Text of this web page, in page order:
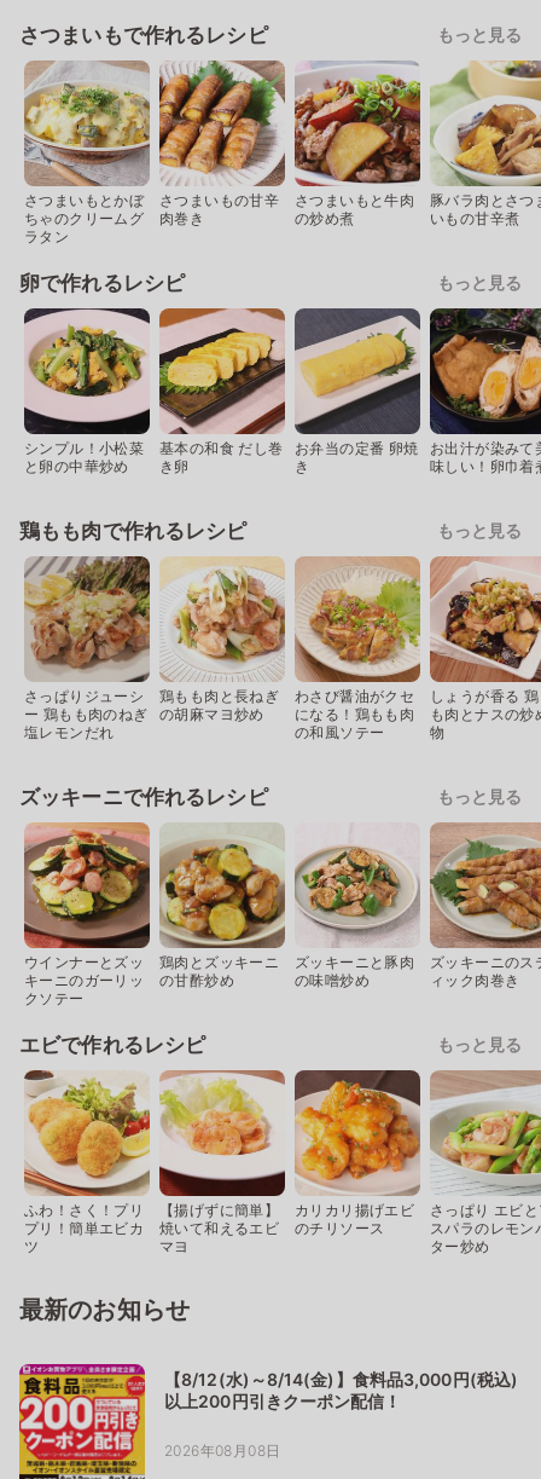
さつまいもで作れるレシピ もっと見る
さつまいもとかぼ
ちゃのクリームグ
ラタン
さつまいもの甘辛
肉巻き
さつまいもと牛肉
の炒め煮
豚バラ肉とさつ
いもの甘辛煮
卵で作れるレシピ もっと見る
シンプル！小松菜
と卵の中華炒め
基本の和食 だし巻
き卵
お弁当の定番 卵焼
き
お出汁が染みて
味しい！卵巾着
鶏もも肉で作れるレシピ もっと見る
さっぱりジューシ
ー 鶏もも肉のねぎ
塩レモンだれ
鶏もも肉と長ねぎ
の胡麻マヨ炒め
わさび醤油がクセ
になる！鶏もも肉
の和風ソテー
しょうが香る
も肉とナスの炒
物
ズッキーニで作れるレシピ もっと見る
ウインナーとズッ
キーニのガーリッ
クソテー
鶏肉とズッキーニ
の甘酢炒め
ズッキーニと豚肉
の味噌炒め
ズッキーニのス
ィック肉巻き
エビで作れるレシピ もっと見る
ふわ！さく！プリ
プリ！簡単エビカ
ツ
【揚げずに簡単】
焼いて和えるエビ
マヨ
カリカリ揚げエビ
のチリソース
さっぱり エビ
スパラのレモン
ター炒め
最新のお知らせ
【8/12(水)～8/14(金)】食料品3,000円(税込)
以上200円引きクーポン配信！
2026年08月08日